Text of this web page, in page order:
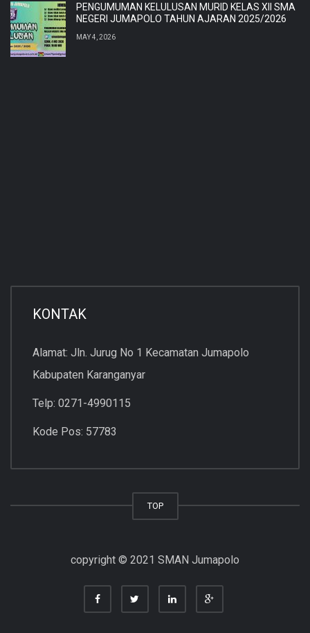
PENGUMUMAN KELULUSAN MURID KELAS XII SMA
NEGERI JUMAPOLO TAHUN AJARAN 2025/2026
MAY 4, 2026
KONTAK
Alamat: Jln. Jurug No 1 Kecamatan Jumapolo
Kabupaten Karanganyar
Telp: 0271-4990115
Kode Pos: 57783
TOP
copyright © 2021 SMAN Jumapolo